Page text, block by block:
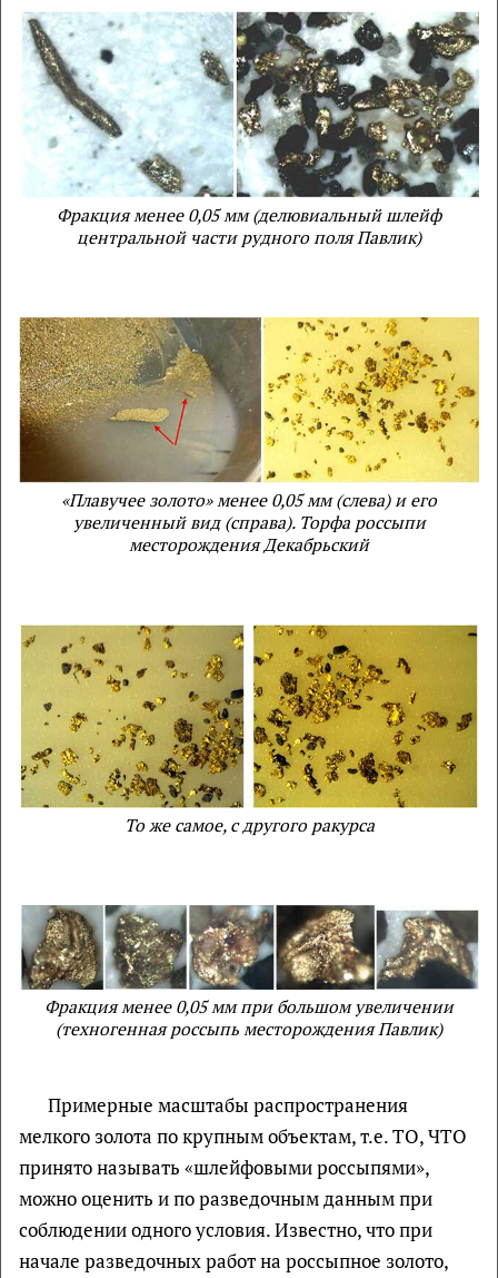
Фракция менее 0,05 мм (делювиальный шлейф
центральной части рудного поля Павлик)
«Плавучее золото» менее 0,05 мм (слева) и его
увеличенный вид (справа). Торфа россыпи
месторождения Декабрьский
То же самое, с другого ракурса
Фракция менее 0,05 мм при большом увеличении
(техногенная россыпь месторождения Павлик)
Примерные масштабы распространения
мелкого золота по крупным объектам, т.е. ТО, ЧТО
принято называть «шлейфовыми россыпями»,
можно оценить и по разведочным данным при
соблюдении одного условия. Известно, что при
начале разведочных работ на россыпное золото,